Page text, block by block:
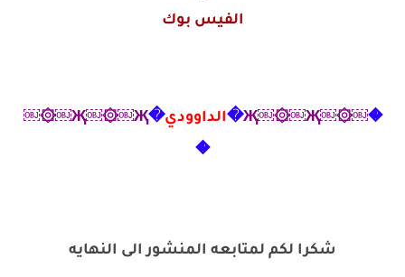
الفيس بوك
�￼۞￼Җ￼۞￼Җ �الداوودي�Җ￼۞￼Җ￼۞￼
�
شكرا لكم لمتابعه المنشور الى النهايه